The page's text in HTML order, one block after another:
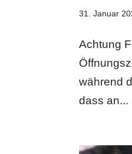
31. Januar
Achtung
während
dass an...